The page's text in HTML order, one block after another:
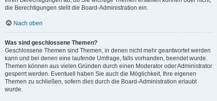
die Berechtigungen stellt die Board-Administration ein.
Nach oben
Was sind geschlossene Themen?
Geschlossene Themen sind Themen, in denen nicht mehr geantwortet werden
kann und bei denen eine laufende Umfrage, falls vorhanden, beendet wurde.
Themen können aus vielen Gründen durch einen Moderator oder Administrator
gesperrt werden. Eventuell haben Sie auch die Möglichkeit, Ihre eigenen
Themen zu schließen, sofern dies durch die Board-Administration erlaubt
wurde.